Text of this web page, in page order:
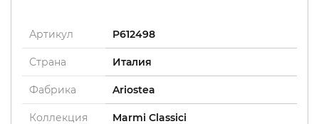
Артикул P612498
Страна Италия
Фабрика Ariostea
Коллекция Marmi Classici